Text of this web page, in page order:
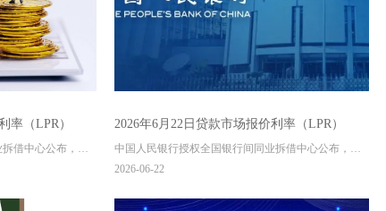
率（LPR）
借中心公布，
LPR）为：1年期
2026年6月22日贷款市场报价利率（LPR）
中国人民银行授权全国银行间同业拆借中心公布，
2026年6月22日贷款市场报价利率（LPR）为：1年期
次发布LPR之前有效。
2026-06-22